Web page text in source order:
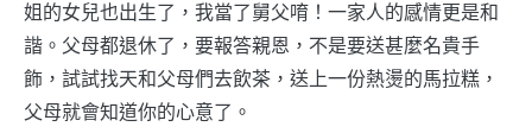
姐的女兒也出生了，我當了舅父唷！一家人的感情更是和
諧。父母都退休了，要報答親恩，不是要送甚麼名貴手
飾，試試找天和父母們去飲茶，送上一份熱燙的馬拉糕，
父母就會知道你的心意了。